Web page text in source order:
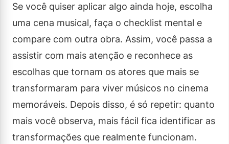
Se você quiser aplicar algo ainda hoje, escolha
uma cena musical, faça o checklist mental e
compare com outra obra. Assim, você passa a
assistir com mais atenção e reconhece as
escolhas que tornam os atores que mais se
transformaram para viver músicos no cinema
memoráveis. Depois disso, é só repetir: quanto
mais você observa, mais fácil fica identificar as
transformações que realmente funcionam.